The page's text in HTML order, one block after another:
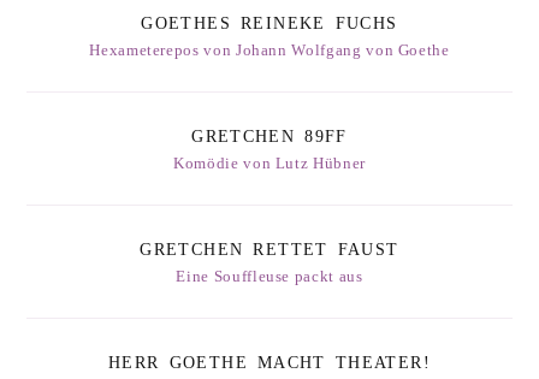
GOETHES REINEKE FUCHS
Hexameterepos von Johann Wolfgang von Goethe
GRETCHEN 89FF
Komödie von Lutz Hübner
GRETCHEN RETTET FAUST
Eine Souffleuse packt aus
HERR GOETHE MACHT THEATER!